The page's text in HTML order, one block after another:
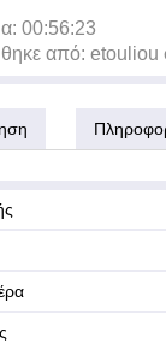
00:56:23
από: etouliou